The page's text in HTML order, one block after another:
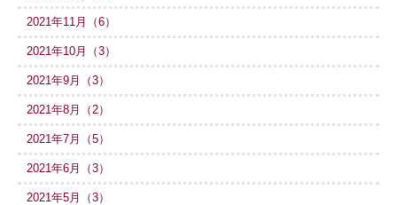
2021年11月（6）
2021年10月（3）
2021年9月（3）
2021年8月（2）
2021年7月（5）
2021年6月（3）
2021年5月（3）